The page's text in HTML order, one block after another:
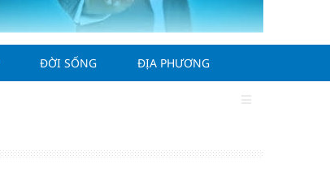
ĐỜI SỐNG ĐỊA PHƯƠNG